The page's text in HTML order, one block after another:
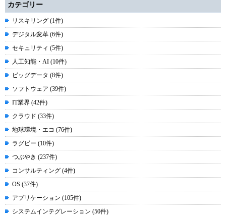
カテゴリー
リスキリング (1件)
デジタル変革 (6件)
セキュリティ (5件)
人工知能・AI (10件)
ビッグデータ (8件)
ソフトウェア (39件)
IT業界 (42件)
クラウド (33件)
地球環境・エコ (76件)
ラグビー (10件)
つぶやき (237件)
コンサルティング (4件)
OS (37件)
アプリケーション (105件)
システムインテグレーション (50件)